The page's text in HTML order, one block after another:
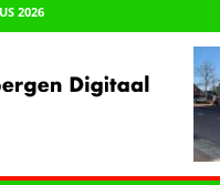
2026